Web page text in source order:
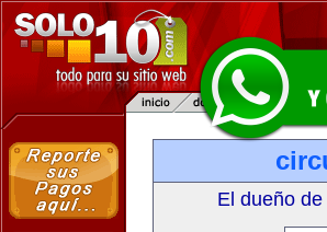
El dueño